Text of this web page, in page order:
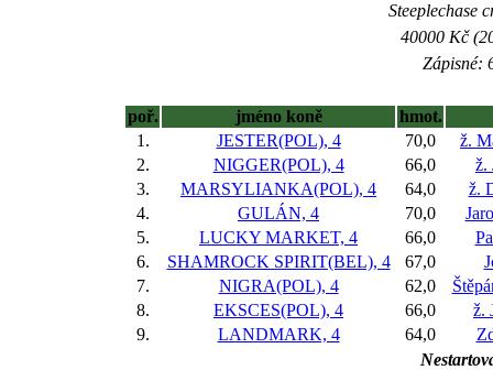
Steeplechase
40000 Kč
Zápisné:
poř. jméno koně
hmot.
1.
JESTER(POL), 4 70,0
ž.
2.
NIGGER(POL), 4 66,0
ž.
3.
MARSYLIANKA(POL), 4 64,0
ž.
4.
GULÁN, 4 70,0
5.
LUCKY MARKET, 4 66,0
6.
SHAMROCK SPIRIT(BEL), 4 67,0
7.
NIGRA(POL), 4 62,0
8.
EKSCES(POL), 4 66,0
ž.
9.
LANDMARK, 4 64,0